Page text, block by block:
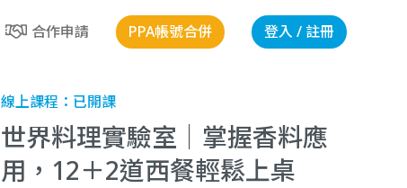
合作申請 PPA帳號合併 登入 / 註冊
線上課程： 已開課
世界料理實驗室｜掌握香料應
用，12＋2道西餐輕鬆上桌